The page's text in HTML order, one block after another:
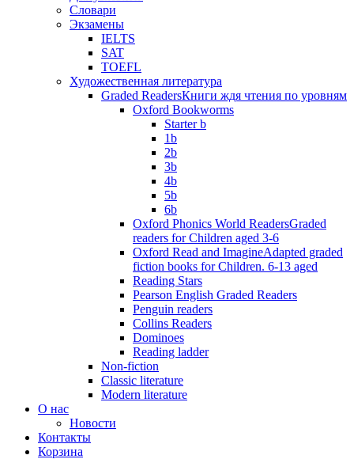
Словари
Экзамены
IELTS
SAT
TOEFL
Художественная литература
Graded ReadersКниги ждя чтения по уровням
Oxford Bookworms
Starter b
1b
2b
3b
4b
5b
6b
Oxford Phonics World ReadersGraded
readers for Children aged 3-6
Oxford Read and ImagineAdapted graded
fiction books for Children. 6-13 aged
Reading Stars
Pearson English Graded Readers
Penguin readers
Collins Readers
Dominoes
Reading ladder
Non-fiction
Classic literature
Modern literature
О нас
Новости
Контакты
Корзина